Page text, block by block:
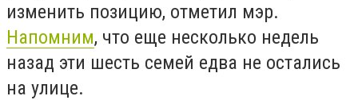
изменить позицию, отметил мэр.
Напомним, что еще несколько недель
назад эти шесть семей едва не остались
на улице.